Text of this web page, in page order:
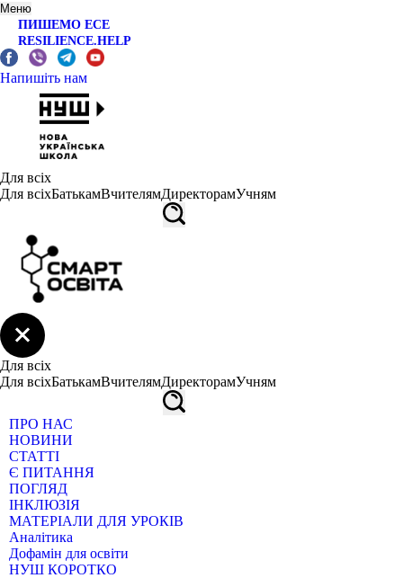
Меню
ПИШЕМО ЕСЕ
RESILIENCE.HELP
Напишіть нам
Для всіх
Для всіхБатькамВчителямДиректорамУчням
Для всіх
Для всіхБатькамВчителямДиректорамУчням
ПРО НАС
НОВИНИ
СТАТТІ
Є ПИТАННЯ
ПОГЛЯД
ІНКЛЮЗІЯ
МАТЕРІАЛИ ДЛЯ УРОКІВ
Аналітика
Дофамін для освіти
НУШ КОРОТКО